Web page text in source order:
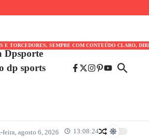
E TORCEDORES, SEMPRE COM CONTEÚDO CLARO,
Dpsporte
dp sports
feira, agosto 6, 2026 13:08:24